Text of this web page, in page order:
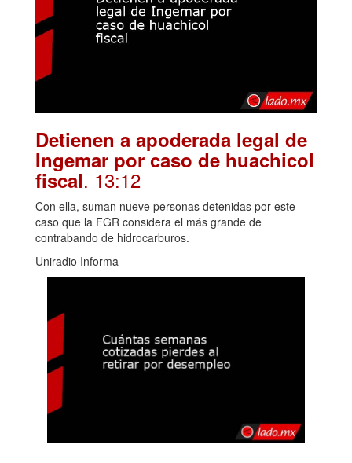
Detienen a apoderada legal de
Ingemar por caso de huachicol
fiscal. 13:12
Con ella, suman nueve personas detenidas por este
caso que la FGR considera el más grande de
contrabando de hidrocarburos.
Uniradio Informa